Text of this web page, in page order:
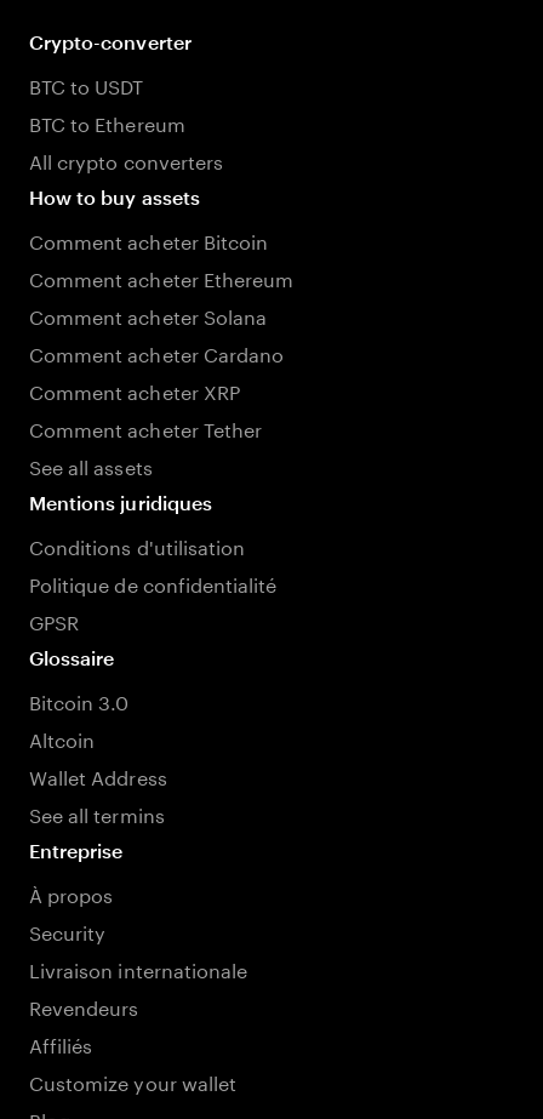
Crypto-converter
BTC to USDT
BTC to Ethereum
All crypto converters
How to buy assets
Comment acheter Bitcoin
Comment acheter Ethereum
Comment acheter Solana
Comment acheter Cardano
Comment acheter XRP
Comment acheter Tether
See all assets
Mentions juridiques
Conditions d'utilisation
Politique de confidentialité
GPSR
Glossaire
Bitcoin 3.0
Altcoin
Wallet Address
See all termins
Entreprise
À propos
Security
Livraison internationale
Revendeurs
Affiliés
Customize your wallet